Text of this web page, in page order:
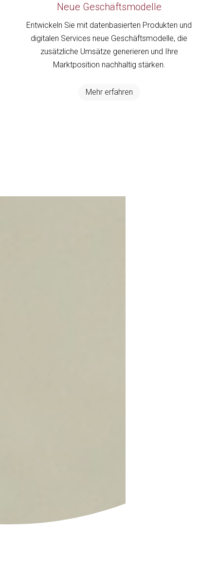
Neue Geschäftsmodelle
Entwickeln Sie mit datenbasierten Produkten und
digitalen Services neue Geschäftsmodelle, die
zusätzliche Umsätze generieren und Ihre
Marktposition nachhaltig stärken.
Mehr erfahren